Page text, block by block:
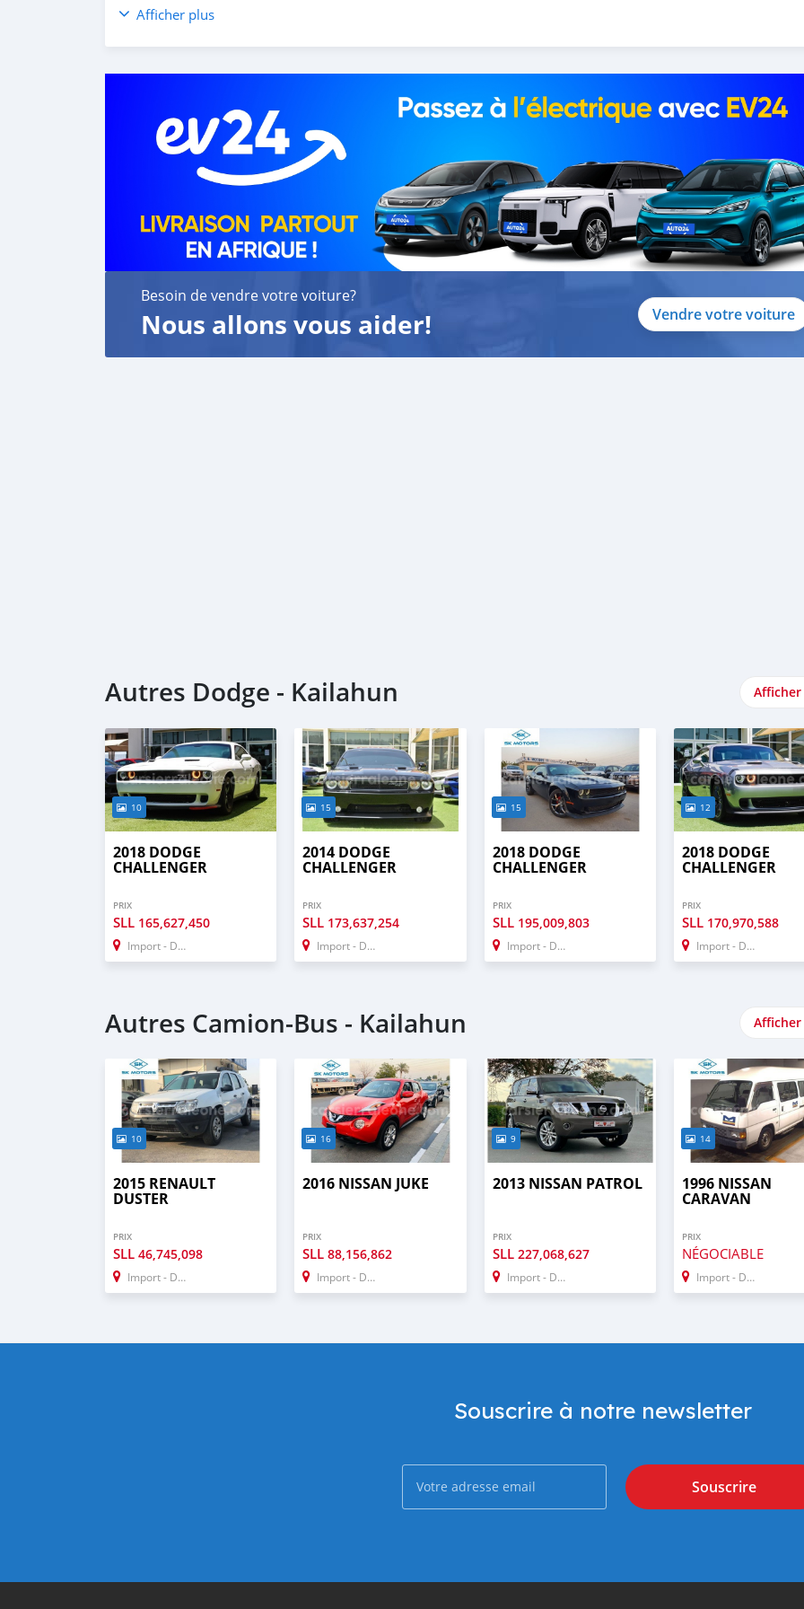
MONTHLY PRICE CALCULATED BASED ON 20% DOWN PAYMENT.
PLEASE CONFIRM THE AVAILABILITY OF THE CAR BEFORE YOU COME.
CASH BUYERS Please provide:
2- Driving Licence
Auto Loan can be arranged with down payment and without down payment as well.
FINANCE BUYERS:
Required Bank finance documents are as follows:
Employed:
1- Salary Certificate
2- 3 month bank statement (stamped)
3- Passport & Visa copies
4- Emirates ID copy
( Note: Please contact us if you have received only one or no salaries and work for a listed company)
Self Employed:
Afficher plus
Besoin de vendre votre voiture?
Nous allons vous aider! Vendre votre voiture
Autres Dodge - Kailahun
10
2018 DODGE
CHALLENGER
PRIX
SLL 165,627,450
Import - Dubai
15
2014 DODGE
CHALLENGER
PRIX
SLL 173,637,254
Import - Dubai
15
2018 DODGE
CHALLENGER
PRIX
SLL 195,009,803
Import - Dubai
12
2018 DODGE
CHALLENGER
PRIX
SLL 170,970,588
Import - Dubai
Autres Camion‒Bus - Kailahun
10
2015 RENAULT
DUSTER
PRIX
SLL 46,745,098
Import - Dubai
16
2016 NISSAN JUKE
PRIX
SLL88,156,862
Import - Dubai
9
2013 NISSAN PATROL
PRIX
SLL 227,068,627
Import - Dubai
14
1996 NISSAN
CARAVAN
PRIX
NÉGOCIABLE
Import - Dubai
Souscrire à notre newsletter
Souscrire